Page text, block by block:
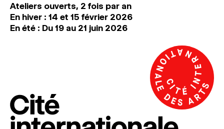
Ateliers ouverts, 2 fois par an
En hiver : 14 et 15 février 2026
En été : Du 19 au 21 juin 2026